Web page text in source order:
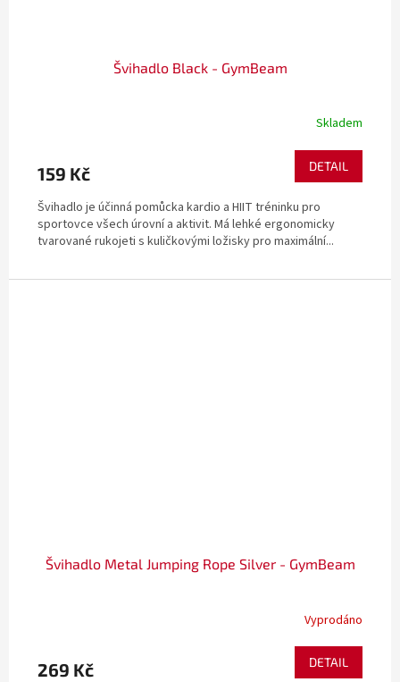
Švihadlo Black - GymBeam
Skladem
159 Kč DETAIL
Švihadlo je účinná pomůcka kardio a HIIT tréninku pro
sportovce všech úrovní a aktivit. Má lehké ergonomicky
tvarované rukojeti s kuličkovými ložisky pro maximální...
Švihadlo Metal Jumping Rope Silver - GymBeam
Vyprodáno
269 Kč DETAIL